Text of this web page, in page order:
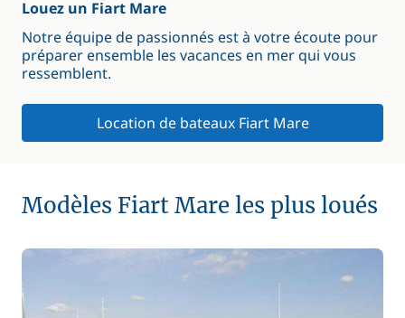
Louez un Fiart Mare
Notre équipe de passionnés est à votre écoute pour
préparer ensemble les vacances en mer qui vous
ressemblent.
Location de bateaux Fiart Mare
Modèles Fiart Mare les plus loués